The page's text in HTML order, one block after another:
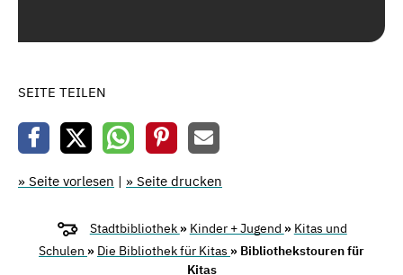
SEITE TEILEN
» Seite vorlesen | » Seite drucken
Stadtbibliothek » Kinder + Jugend » Kitas und
Schulen » Die Bibliothek für Kitas » Bibliothekstouren für
Kitas